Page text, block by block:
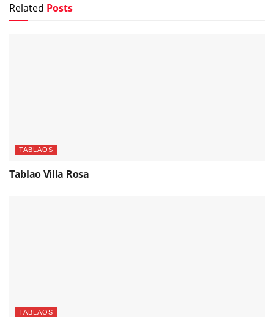
Related Posts
TABLAOS
Tablao Villa Rosa
TABLAOS